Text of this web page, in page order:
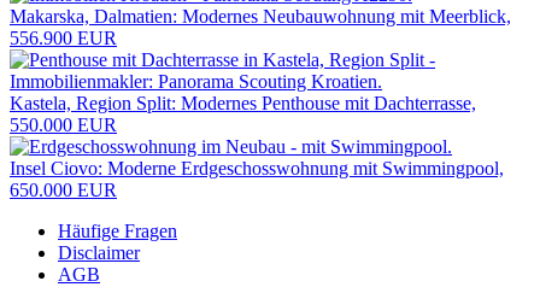
Makarska, Dalmatien: Modernes Neubauwohnung mit Meerblick,
556.900 EUR
Kastela, Region Split: Modernes Penthouse mit Dachterrasse,
550.000 EUR
Insel Ciovo: Moderne Erdgeschosswohnung mit Swimmingpool,
650.000 EUR
Häufige Fragen
Disclaimer
AGB